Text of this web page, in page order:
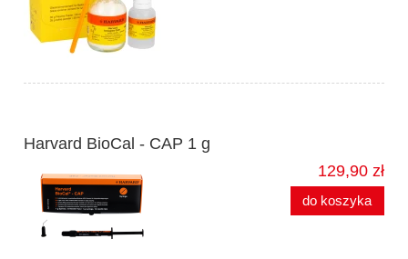
Harvard BioCal - CAP 1 g
129,90 zł
do koszyka